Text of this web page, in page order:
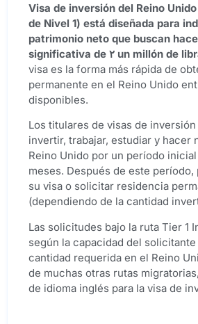
Visa de inversión del Reino
de Nivel 1) está diseñada para
patrimonio neto que buscan
significativa de ۲ un millón de
visa es la forma más rápida de
permanente en el Reino Unido
disponibles.
Los titulares de visas de
invertir, trabajar, estudiar y hacer
Reino Unido por un período
meses. Después de este
su visa o solicitar residencia
(dependiendo de la cantidad
Las solicitudes bajo la ruta Tier 1
según la capacidad del
cantidad requerida en el Reino
de muchas otras rutas
de idioma inglés para la visa de